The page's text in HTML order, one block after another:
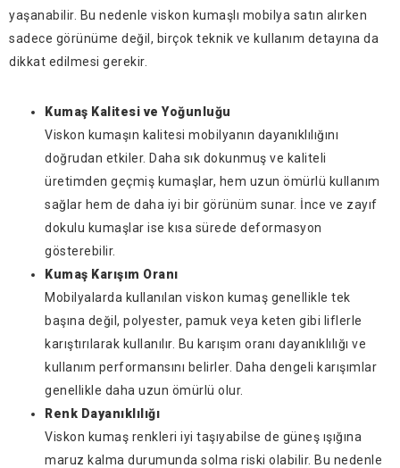
yaşanabilir. Bu nedenle viskon kumaşlı mobilya satın alırken
sadece görünüme değil, birçok teknik ve kullanım detayına da
dikkat edilmesi gerekir.
Kumaş Kalitesi ve Yoğunluğu
Viskon kumaşın kalitesi mobilyanın dayanıklılığını
doğrudan etkiler. Daha sık dokunmuş ve kaliteli
üretimden geçmiş kumaşlar, hem uzun ömürlü kullanım
sağlar hem de daha iyi bir görünüm sunar. İnce ve zayıf
dokulu kumaşlar ise kısa sürede deformasyon
gösterebilir.
Kumaş Karışım Oranı
Mobilyalarda kullanılan viskon kumaş genellikle tek
başına değil, polyester, pamuk veya keten gibi liflerle
karıştırılarak kullanılır. Bu karışım oranı dayanıklılığı ve
kullanım performansını belirler. Daha dengeli karışımlar
genellikle daha uzun ömürlü olur.
Renk Dayanıklılığı
Viskon kumaş renkleri iyi taşıyabilse de güneş ışığına
maruz kalma durumunda solma riski olabilir. Bu nedenle